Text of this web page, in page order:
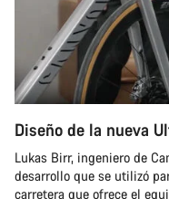
Diseño de la nueva
Lukas Birr, ingeniero de
desarrollo que se utilizó
carretera que ofrece el